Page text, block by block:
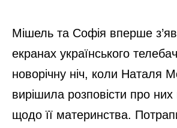
Мішель та Софія вперше
екранах українського
новорічну ніч, коли Наталя
вирішила розповісти про них
щодо її материнства.